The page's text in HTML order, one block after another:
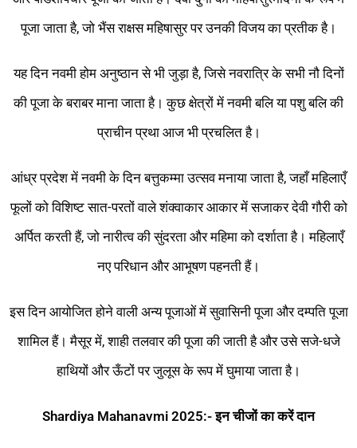
पूजा जाता है, जो भैंस राक्षस महिषासुर पर उनकी विजय का प्रतीक है।
यह दिन नवमी होम अनुष्ठान से भी जुड़ा है, जिसे नवरात्रि के सभी नौ दिनों
की पूजा के बराबर माना जाता है। कुछ क्षेत्रों में नवमी बलि या पशु बलि की
प्राचीन प्रथा आज भी प्रचलित है।
आंध्र प्रदेश में नवमी के दिन बत्तुकम्मा उत्सव मनाया जाता है, जहाँ महिलाएँ
फूलों को विशिष्ट सात-परतों वाले शंक्वाकार आकार में सजाकर देवी गौरी को
अर्पित करती हैं, जो नारीत्व की सुंदरता और महिमा को दर्शाता है। महिलाएँ
नए परिधान और आभूषण पहनती हैं।
इस दिन आयोजित होने वाली अन्य पूजाओं में सुवासिनी पूजा और दम्पति पूजा
शामिल हैं। मैसूर में, शाही तलवार की पूजा की जाती है और उसे सजे-धजे
हाथियों और ऊँटों पर जुलूस के रूप में घुमाया जाता है।
Shardiya Mahanavmi 2025:- इन चीजों का करें दान